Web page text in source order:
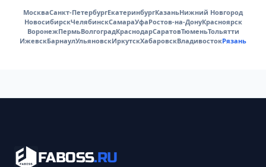
МоскваСанкт-ПетербургЕкатеринбургКазаньНижний Новгород
НовосибирскЧелябинскСамараУфаРостов-на-ДонуКрасноярск
ВоронежПермьВолгоградКраснодарСаратовТюменьТольятти
ИжевскБарнаулУльяновскИркутскХабаровскВладивостокРязань
FABOSS.RU